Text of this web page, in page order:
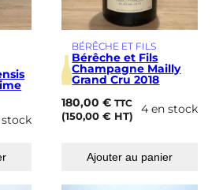
BÉRÊCHE ET FILS
Bérêche et Fils
Champagne Mailly
Grand Cru 2018
180,00€ TTC
(150,00€ HT) 4 en stock
Ajouter au panier